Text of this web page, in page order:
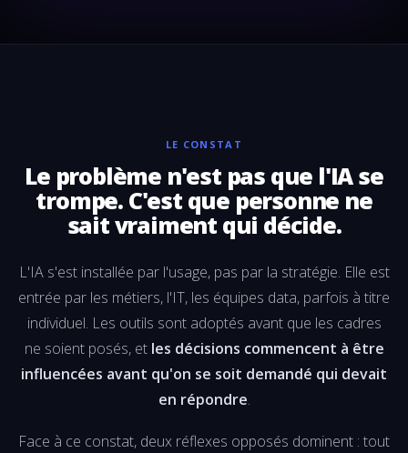
LE CONSTAT
Le problème n'est pas que l'IA se
trompe. C'est que personne ne
sait vraiment qui décide.
L'IA s'est installée par l'usage, pas par la stratégie. Elle est
entrée par les métiers, l'IT, les équipes data, parfois à titre
individuel. Les outils sont adoptés avant que les cadres
ne soient posés, et les décisions commencent à être
influencées avant qu'on se soit demandé qui devait
en répondre.
Face à ce constat, deux réflexes opposés dominent : tout